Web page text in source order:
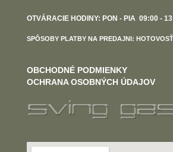
OTVÁRACIE HODINY: PON - PIA 09:00 -
SPÔSOBY PLATBY NA PREDAJNI:
OBCHODNÉ PODMIENKY
OCHRANA OSOBNÝCH ÚDAJOV